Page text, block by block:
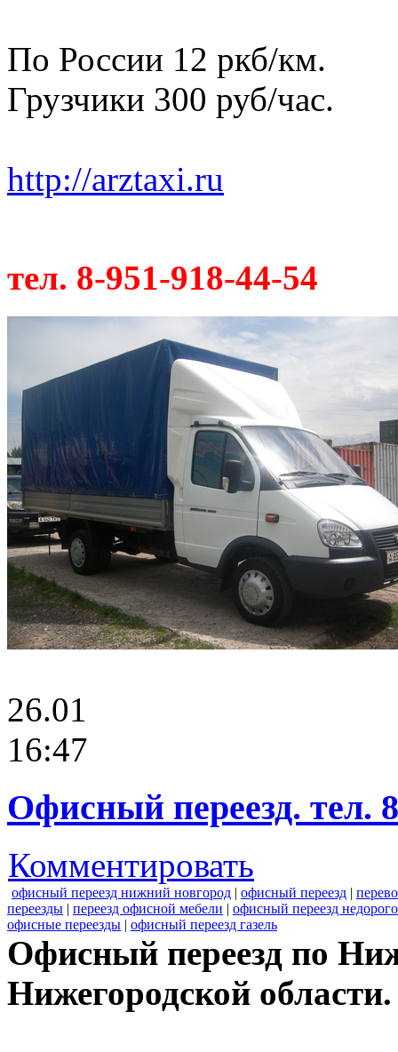
По России 12 ркб/км.
Грузчики 300 руб/час.
http://arztaxi.ru
тел. 8-951-918-44-54
26.01
16:47
Офисный переезд. тел.
Комментировать
офисный переезд нижний новгород | офисный переезд |
переезды | переезд офисной мебели | офисный переезд недорого
офисные переезды | офисный переезд газель
Офисный переезд по
Нижегородской области.